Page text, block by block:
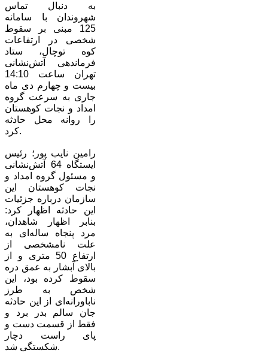
به دنبال تماس
شهروندان با سامانه
125 مبنی بر سقوط
شخصی در ارتفاعات
کوه توچال، ستاد
فرماندهی آتش‌نشانی
تهران ساعت 14:10
بیست و چهارم دی ماه
جاری به سرعت گروه
امداد و نجات کوهستان
را روانه محل حادثه
کرد.
رامین نایب پور؛ رئیس
ایستگاه 64 آتش‌نشانی
و مسئول گروه امداد و
نجات کوهستان این
سازمان درباره جزئیات
این حادثه اظهار کرد:
بنابر اظهار شاهدان،
مرد پنجاه ساله‌ای به
علت نامشخصی از
ارتفاع 50 متری و از
بالای آبشار به عمق دره
سقوط کرده بود، این
شخص به طرز
ناباورانه‌ای از این حادثه
جان سالم بدر برد و
فقط از قسمت دست و
پای راست دچار
شکستگی شد.